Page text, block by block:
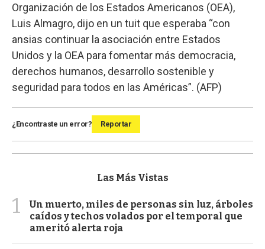
Organización de los Estados Americanos (OEA),
Luis Almagro, dijo en un tuit que esperaba “con
ansias continuar la asociación entre Estados
Unidos y la OEA para fomentar más democracia,
derechos humanos, desarrollo sostenible y
seguridad para todos en las Américas”. (AFP)
¿Encontraste un error? Reportar
Las Más Vistas
1
Un muerto, miles de personas sin luz, árboles
caídos y techos volados por el temporal que
ameritó alerta roja